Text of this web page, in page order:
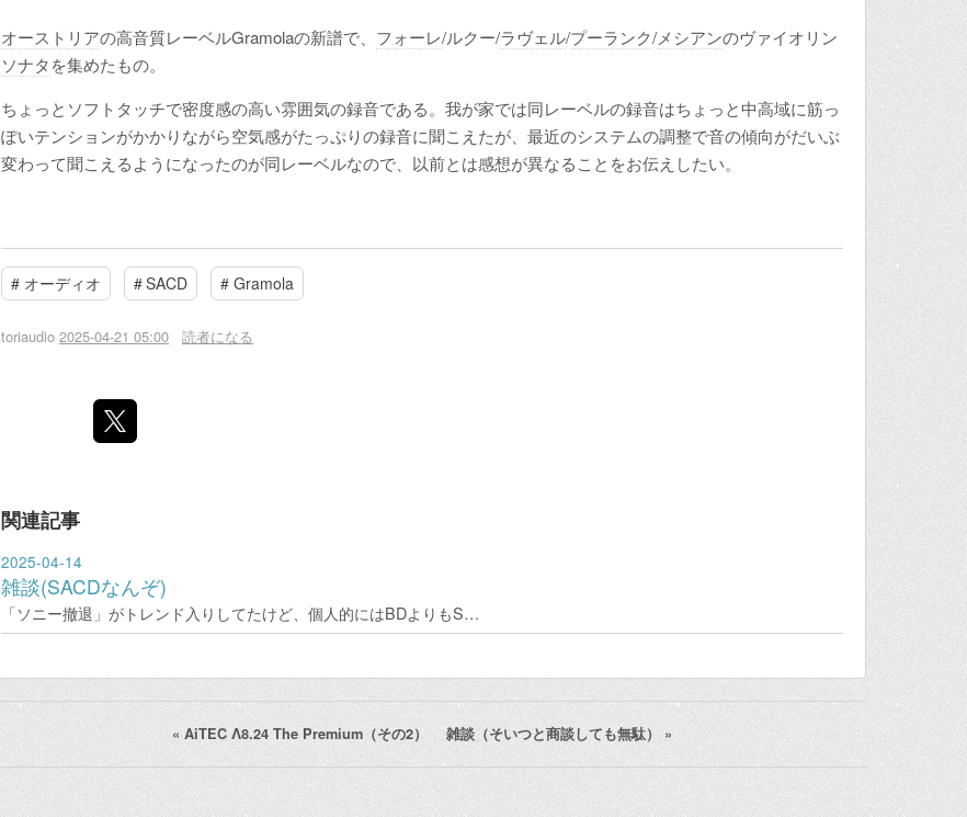
オーストリアの高音質レーベルGramolaの新譜で、 フォーレ/ルクー/ラヴェル/プーランク/メシアンのヴァイオリン
ソナタを集めたもの。
ちょっとソフトタッチで密度感の高い雰囲気の録音である。我が家では同レーベルの録音はちょっと中高域に筋っ
ぽいテンションがかかりながら空気感がたっぷりの録音に聞こえたが、最近のシステムの調整で音の傾向がだいぶ
変わって聞こえるようになったのが同レーベルなので、以前とは感想が異なることをお伝えしたい。
# オーディオ #SACD # Gramola
toriaudio 2025-04-21 05:00 読者になる
関連記事
2025-04-14
雑談(SACDなんぞ)
「ソニー撤退」がトレンド入りしてたけど、個人的にはBDよりもS…
«AiTEC Λ8.24 The Premium（その2） 雑談（そいつと商談しても無駄） »